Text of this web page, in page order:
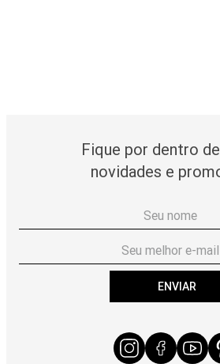
Fique por dentro
novidades e
ENVIAR